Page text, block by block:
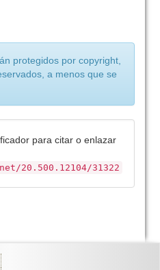
protegidos por copyright,
a menos que se
para citar o enlazar
20.500.12104/31322